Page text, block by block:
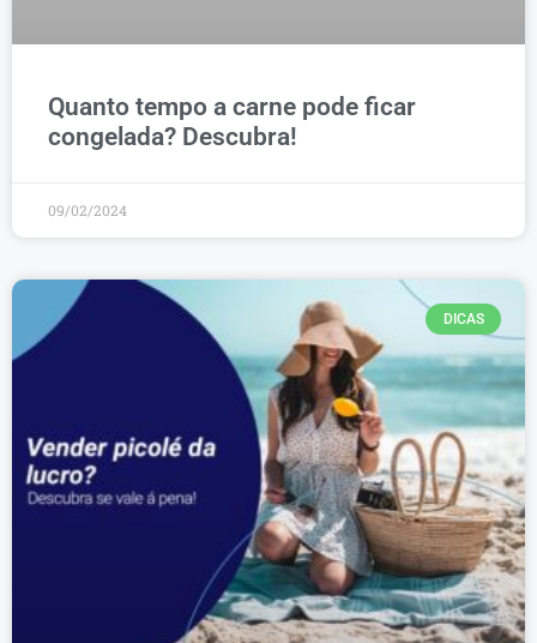
Quanto tempo a carne pode ficar
congelada? Descubra!
09/02/2024
DICAS